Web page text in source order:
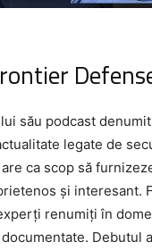
său podcast
legate de
ca scop să
și interesant.
renumiți în
Debutul